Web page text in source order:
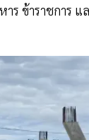
ร ข้าราชการ แ